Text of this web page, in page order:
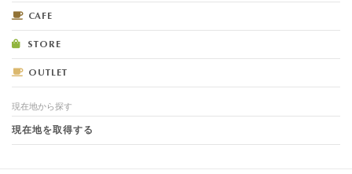
CAFE
STORE
OUTLET
現在地から探す
現在地を取得する